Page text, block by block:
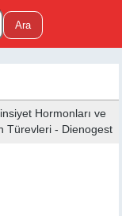
Hormonları ve
Türevleri - Dienogest